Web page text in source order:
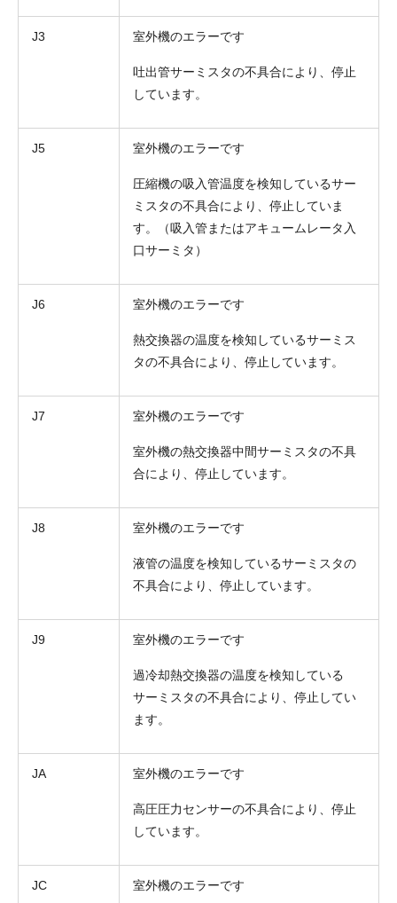
J3 室外機のエラーです
吐出管サーミスタの不具合により、停止
しています。
J5 室外機のエラーです
圧縮機の吸入管温度を検知しているサー
ミスタの不具合により、停止していま
す。（吸入管またはアキュームレータ入
口サーミタ）
J6 室外機のエラーです
熱交換器の温度を検知しているサーミス
タの不具合により、停止しています。
J7 室外機のエラーです
室外機の熱交換器中間サーミスタの不具
合により、停止しています。
J8 室外機のエラーです
液管の温度を検知しているサーミスタの
不具合により、停止しています。
J9 室外機のエラーです
過冷却熱交換器の温度を検知している
サーミスタの不具合により、停止してい
ます。
JA 室外機のエラーです
高圧圧力センサーの不具合により、停止
しています。
JC 室外機のエラーです